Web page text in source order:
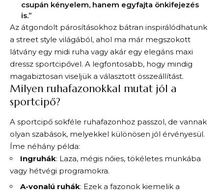
csupán kényelem, hanem egyfajta önkifejezés
is.”
Az átgondolt párosításokhoz bátran inspirálódhatunk
a street style világából, ahol ma már megszokott
látvány egy midi ruha vagy akár egy elegáns maxi
dressz sportcipővel. A legfontosabb, hogy mindig
magabiztosan viseljük a választott összeállítást.
Milyen ruhafazonokkal mutat jól a
sportcipő?
A sportcipő sokféle ruhafazonhoz passzol, de vannak
olyan szabások, melyekkel különösen jól érvényesül.
Íme néhány példa:
Ingruhák: Laza, mégis nőies, tökéletes munkába
vagy hétvégi programokra.
A-vonalú ruhák: Ezek a fazonok kiemelik a